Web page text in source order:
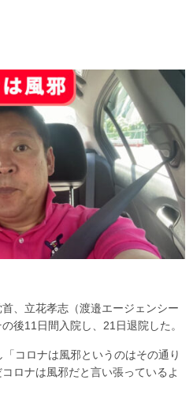
、立花孝志（渡邉エージェンシー
後11日間入院し、21日退院した。
コロナは風邪というのはその通り
ロナは風邪だと言い張っているよ